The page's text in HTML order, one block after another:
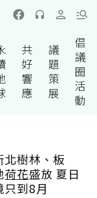
共
好
響
應
議
題
策
展
倡
議
圈
活
動
北樹林、板
荷花盛放 夏日
只到8月